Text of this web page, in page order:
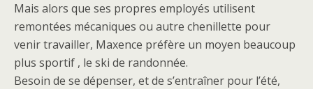
Mais alors que ses propres employés utilisent
remontées mécaniques ou autre chenillette pour
venir travailler, Maxence préfère un moyen beaucoup
plus sportif , le ski de randonnée.
Besoin de se dépenser, et de s’entraîner pour l’été,